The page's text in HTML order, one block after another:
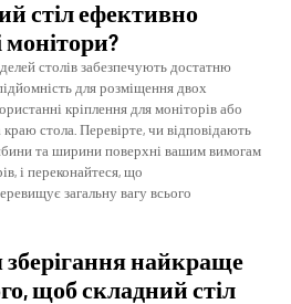
стіл ефективно
монітори?
столів забезпечують достатню
для розміщення двох
кріплення для моніторів або
стола. Перевірте, чи відповідають
та ширини поверхні вашим вимогам
і переконайтеся, що
загальну вагу всього
найкраще
щоб складний стіл